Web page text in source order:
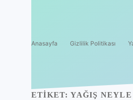
Anasayfa Gizlilik Politikası
ETIKET: YAĞIŞ